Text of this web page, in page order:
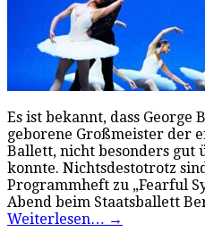
Es ist bekannt, dass George
geborene Großmeister der
Ballett, nicht besonders gut
konnte. Nichtsdestotrotz
Programmheft zu „Fearful
Abend beim Staatsballett
Weiterlesen… →